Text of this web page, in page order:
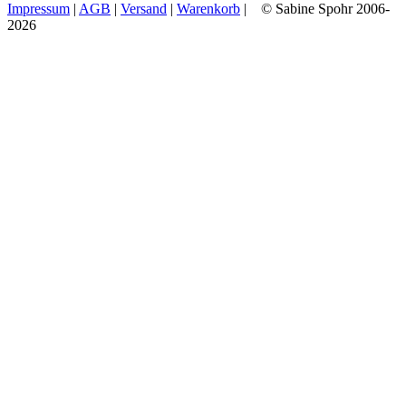
Impressum | AGB | Versand | Warenkorb | © Sabine Spohr 2006-
2026